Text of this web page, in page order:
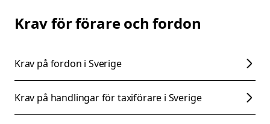
Krav för förare och fordon
Krav på fordon i Sverige
Krav på handlingar för taxiförare i Sverige